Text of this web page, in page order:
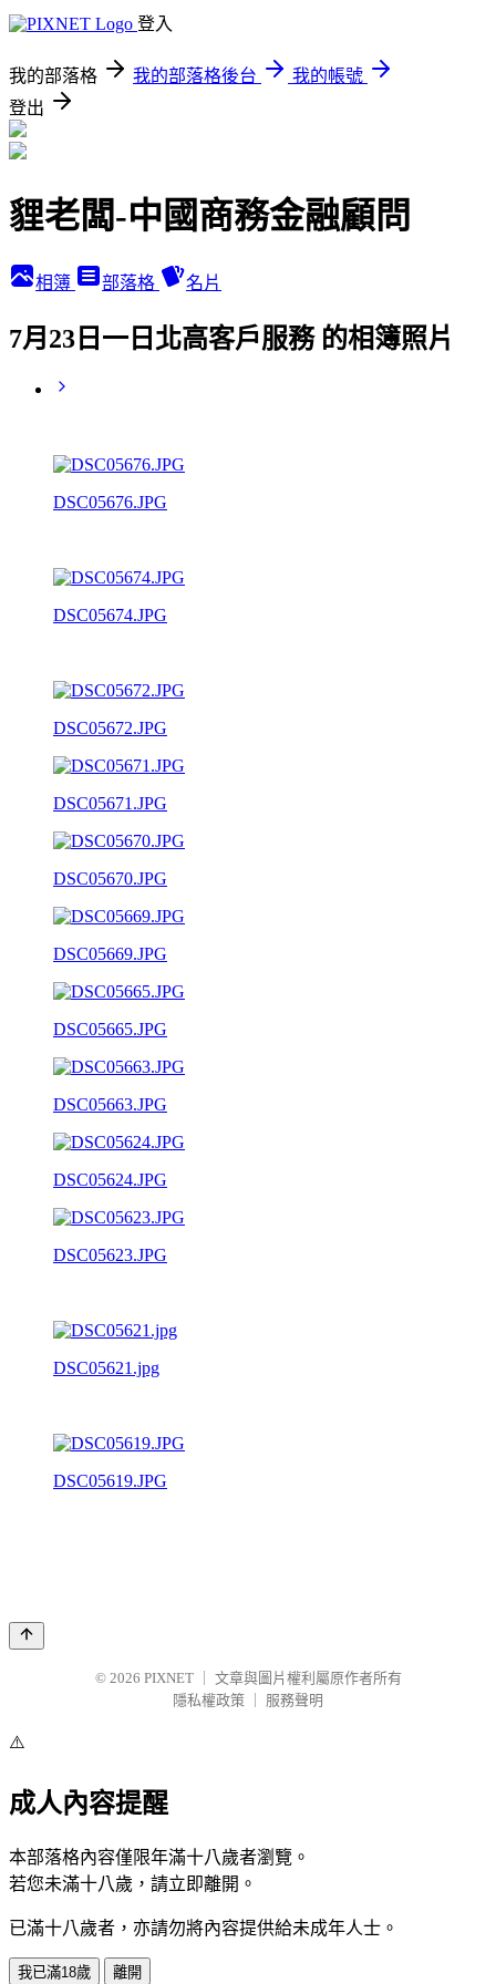
登入
我的部落格 我的部落格後台
我的帳號
登出
貍老闆-中國商務金融顧問
相簿 部落格 名片
7月23日一日北高客戶服務 的相簿照片
DSC05676.JPG
DSC05674.JPG
DSC05672.JPG
DSC05671.JPG
DSC05670.JPG
DSC05669.JPG
DSC05665.JPG
DSC05663.JPG
DSC05624.JPG
DSC05623.JPG
DSC05621.jpg
DSC05619.JPG
© 2026 PIXNET
文章與圖片權利屬原作者所有
隱私權政策
服務聲明
⚠️
成人內容提醒
本部落格內容僅限年滿十八歲者瀏覽。
若您未滿十八歲，請立即離開。
已滿十八歲者，亦請勿將內容提供給未成年人士。
我已滿18歲 離開